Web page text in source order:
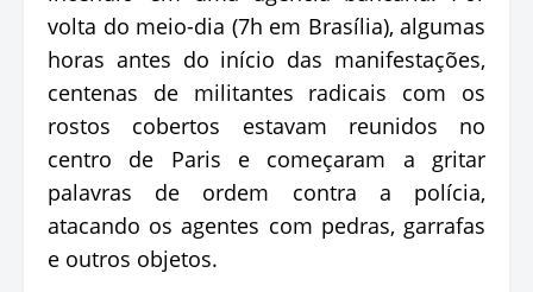
volta do meio-dia (7h em Brasília), algumas
horas antes do início das manifestações,
centenas de militantes radicais com os
rostos cobertos estavam reunidos no
centro de Paris e começaram a gritar
palavras de ordem contra a polícia,
atacando os agentes com pedras, garrafas
e outros objetos.